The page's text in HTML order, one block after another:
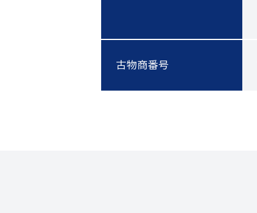
古物商番号